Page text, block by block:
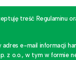
treść Regulaminu
adres e-mail informacji
z o.o., w tym w formie